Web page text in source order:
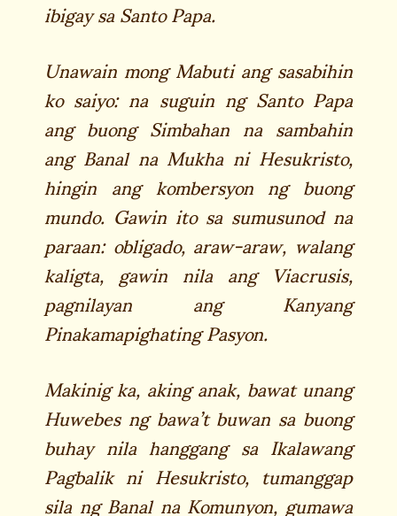
ibigay sa Santo Papa.
Unawain mong Mabuti ang sasabihin
ko saiyo: na suguin ng Santo Papa
ang buong Simbahan na sambahin
ang Banal na Mukha ni Hesukristo,
hingin ang kombersyon ng buong
mundo. Gawin ito sa sumusunod na
paraan: obligado, araw-araw, walang
kaligta, gawin nila ang Viacrusis,
pagnilayan ang Kanyang
Pinakamapighating Pasyon.
Makinig ka, aking anak, bawat unang
Huwebes ng bawa’t buwan sa buong
buhay nila hanggang sa Ikalawang
Pagbalik ni Hesukristo, tumanggap
sila ng Banal na Komunyon, gumawa